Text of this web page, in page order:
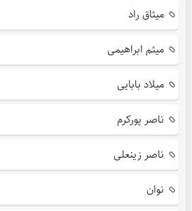
میثاق راد
میثم ابراهیمی
میلاد بابایی
ناصر پورکرم
ناصر زینعلی
نوان